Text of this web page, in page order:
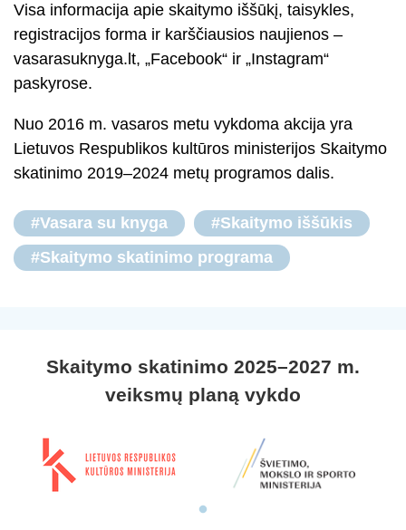
Visa informacija apie skaitymo iššūkį, taisykles,
registracijos forma ir karščiausios naujienos –
vasarasuknyga.lt, „Facebook“ ir „Instagram“
paskyrose.
Nuo 2016 m. vasaros metu vykdoma akcija yra
Lietuvos Respublikos kultūros ministerijos Skaitymo
skatinimo 2019–2024 metų programos dalis.
#Vasara su knyga
#Skaitymo iššūkis
#Skaitymo skatinimo programa
Skaitymo skatinimo 2025–2027 m.
veiksmų planą vykdo